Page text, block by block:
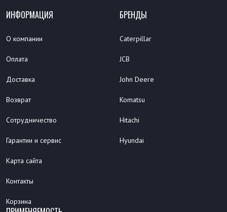
ИНФОРМАЦИЯ
О компании
Оплата
Доставка
Возврат
Сотрудничество
Гарантии и сервис
Карта сайта
Контакты
Корзина
БРЕНДЫ
Caterpillar
JCB
John Deere
Komatsu
Hitachi
Hyundai